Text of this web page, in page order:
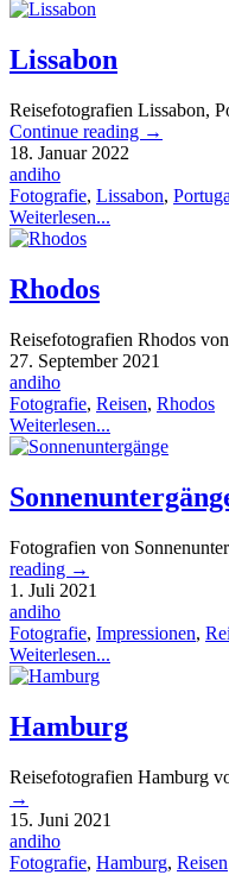
Lissabon
Reisefotografien Lissabon,
Continue reading →
18. Januar 2022
andiho
Fotografie, Lissabon,
Weiterlesen...
Rhodos
Reisefotografien Rhodos
27. September 2021
andiho
Fotografie, Reisen, Rhodos
Weiterlesen...
Fotografien von
reading →
1. Juli 2021
andiho
Fotografie, Impressionen,
Weiterlesen...
Hamburg
Reisefotografien Hamburg
→
15. Juni 2021
andiho
Fotografie, Hamburg, Reisen